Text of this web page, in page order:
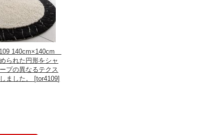
140cm×140cm
られた円形をシャ
プの異なるテクス
ました。
[tor4109]